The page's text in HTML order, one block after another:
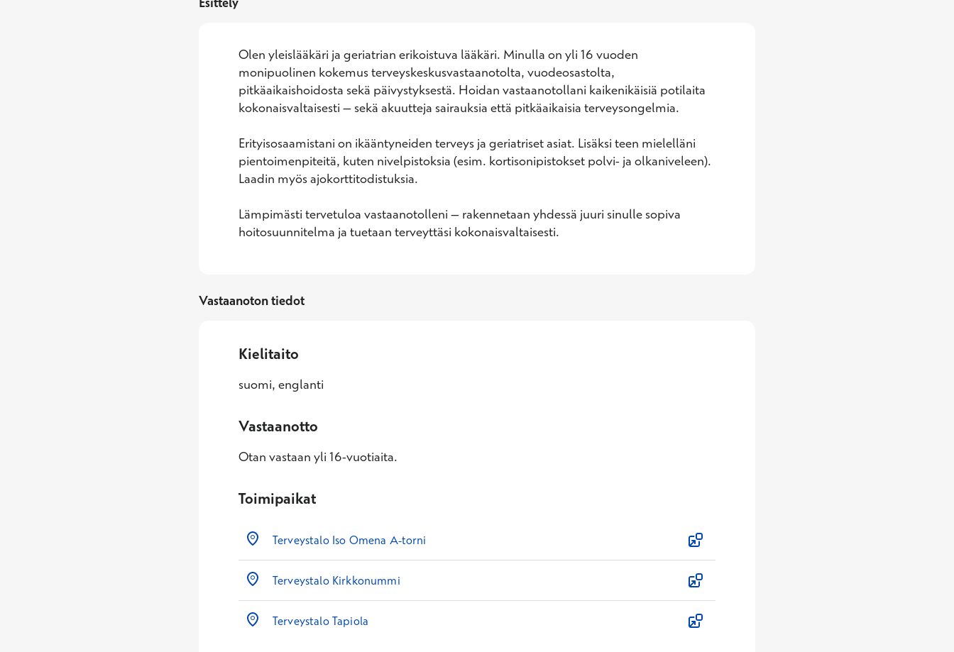
Olen yleislääkäri ja geriatrian erikoistuva lääkäri. Minulla on yli 16 vuoden
monipuolinen kokemus terveyskeskusvastaanotolta, vuodeosastolta,
pitkäaikaishoidosta sekä päivystyksestä. Hoidan vastaanotollani kaikenikäisiä potilaita
kokonaisvaltaisesti – sekä akuutteja sairauksia että pitkäaikaisia terveysongelmia.
Erityisosaamistani on ikääntyneiden terveys ja geriatriset asiat. Lisäksi teen mielelläni
pientoimenpiteitä, kuten nivelpistoksia (esim. kortisonipistokset polvi- ja olkaniveleen).
Laadin myös ajokorttitodistuksia.
Lämpimästi tervetuloa vastaanotolleni – rakennetaan yhdessä juuri sinulle sopiva
hoitosuunnitelma ja tuetaan terveyttäsi kokonaisvaltaisesti.
Vastaanoton tiedot
Kielitaito
suomi, englanti
Vastaanotto
Otan vastaan yli 16-vuotiaita.
Toimipaikat
Terveystalo Iso Omena A-torni
Terveystalo Kirkkonummi
Terveystalo Tapiola